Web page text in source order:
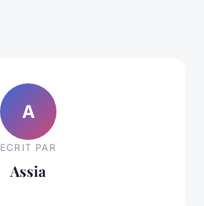
A
ECRIT PAR
Assia